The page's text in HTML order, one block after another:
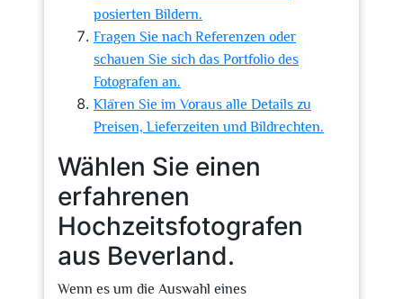
posierten Bildern.
Fragen Sie nach Referenzen oder
schauen Sie sich das Portfolio des
Fotografen an.
Klären Sie im Voraus alle Details zu
Preisen, Lieferzeiten und Bildrechten.
Wählen Sie einen
erfahrenen
Hochzeitsfotografen
aus Beverland.
Wenn es um die Auswahl eines